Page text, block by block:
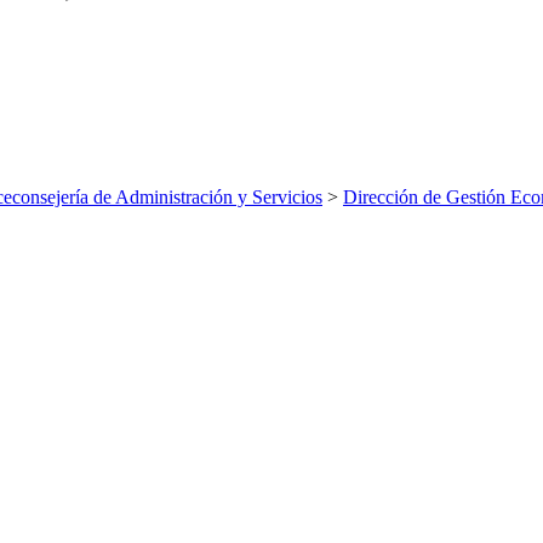
de Administración y Servicios > Dirección de Gestión